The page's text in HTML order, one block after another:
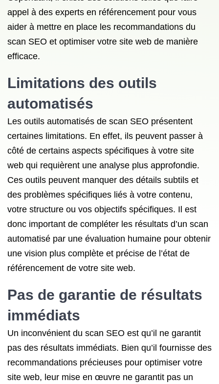
appel à des experts en référencement pour vous
aider à mettre en place les recommandations du
scan SEO et optimiser votre site web de manière
efficace.
Limitations des outils
automatisés
Les outils automatisés de scan SEO présentent
certaines limitations. En effet, ils peuvent passer à
côté de certains aspects spécifiques à votre site
web qui requièrent une analyse plus approfondie.
Ces outils peuvent manquer des détails subtils et
des problèmes spécifiques liés à votre contenu,
votre structure ou vos objectifs spécifiques. Il est
donc important de compléter les résultats d’un scan
automatisé par une évaluation humaine pour obtenir
une vision plus complète et précise de l’état de
référencement de votre site web.
Pas de garantie de résultats
immédiats
Un inconvénient du scan SEO est qu’il ne garantit
pas des résultats immédiats. Bien qu’il fournisse des
recommandations précieuses pour optimiser votre
site web, leur mise en œuvre ne garantit pas un